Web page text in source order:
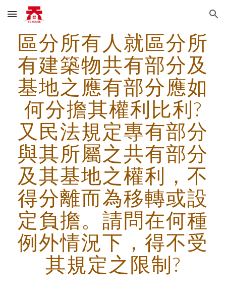
Skip to main content Skip to navigation
區分所有人就區分所
有建築物共有部分及
基地之應有部分應如
何分擔其權利比利?
又民法規定專有部分
與其所屬之共有部分
及其基地之權利，不
得分離而為移轉或設
定負擔。請問在何種
例外情況下，得不受
其規定之限制?